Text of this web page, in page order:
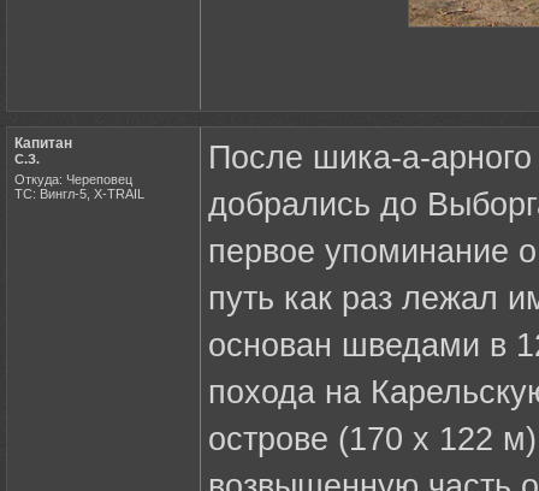
Капитан
С.З.
Откуда: Череповец
ТС: Вингл-5, X-TRAIL
После шика-а-
добрались до
первое упоминание
путь как раз лежал
основан шведами в
похода на
острове (170 х 122